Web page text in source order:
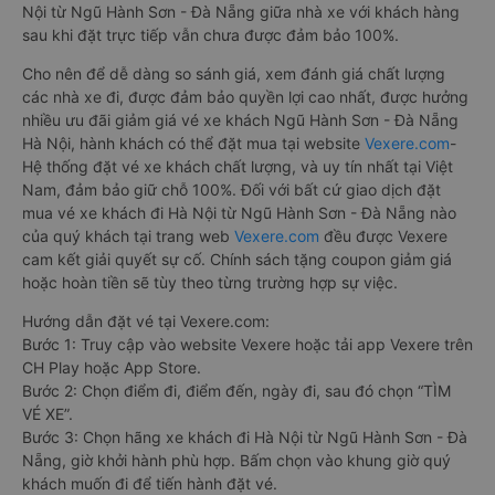
Nội từ Ngũ Hành Sơn - Đà Nẵng giữa nhà xe với khách hàng
sau khi đặt trực tiếp vẫn chưa được đảm bảo 100%.
Cho nên để dễ dàng so sánh giá, xem đánh giá chất lượng
các nhà xe đi, được đảm bảo quyền lợi cao nhất, được hưởng
nhiều ưu đãi giảm giá vé xe khách Ngũ Hành Sơn - Đà Nẵng
Hà Nội, hành khách có thể đặt mua tại website Vexere.com-
Hệ thống đặt vé xe khách chất lượng, và uy tín nhất tại Việt
Nam, đảm bảo giữ chỗ 100%. Đối với bất cứ giao dịch đặt
mua vé xe khách đi Hà Nội từ Ngũ Hành Sơn - Đà Nẵng nào
của quý khách tại trang web Vexere.com đều được Vexere
cam kết giải quyết sự cố. Chính sách tặng coupon giảm giá
hoặc hoàn tiền sẽ tùy theo từng trường hợp sự việc.
Hướng dẫn đặt vé tại Vexere.com:
Bước 1: Truy cập vào website Vexere hoặc tải app Vexere trên
CH Play hoặc App Store.
Bước 2: Chọn điểm đi, điểm đến, ngày đi, sau đó chọn “TÌM
VÉ XE”.
Bước 3: Chọn hãng xe khách đi Hà Nội từ Ngũ Hành Sơn - Đà
Nẵng, giờ khởi hành phù hợp. Bấm chọn vào khung giờ quý
khách muốn đi để tiến hành đặt vé.